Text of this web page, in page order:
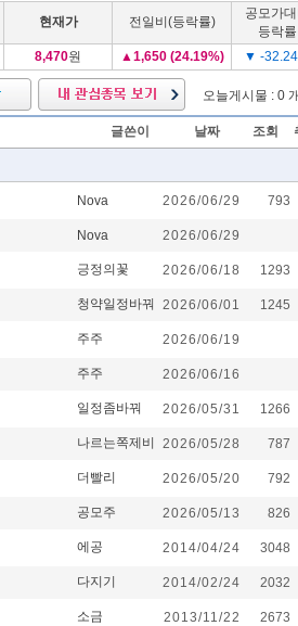
현재가 전일비(등락률)
공모가대
등락률
8,470원 ▲1,650 (24.19%) ▼ -
오늘게시물 : 0
글쓴이 날짜 조회
Nova 2026/06/29 793
Nova 2026/06/29
긍정의꽃 2026/06/18 1293
청약일정바꿔 2026/06/01 1245
주주 2026/06/19
주주 2026/06/16
일정좀바꿔 2026/05/31 1266
나르는쪽제비 2026/05/28 787
더빨리 2026/05/20 792
공모주 2026/05/13 826
에공 2014/04/24 3048
다지기 2014/02/24 2032
소금 2013/11/22 2673